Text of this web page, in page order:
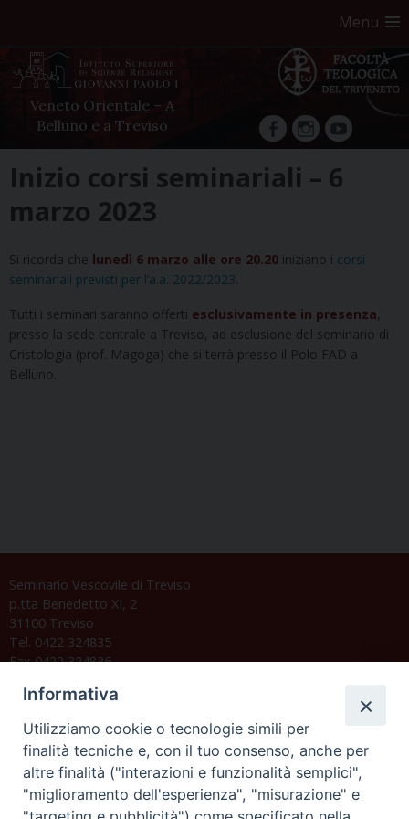
Menu
Veneto Orientale – A
Belluno e a Treviso
facebookInstagram
YouTube
content
Inizio corsi seminariali – 6
marzo 2023
Si ricorda che lunedì 6 marzo alle ore 20.20 iniziano i corsi
seminariali previsti per l’a.a. 2022/2023.
Tutti i seminari saranno offerti esclusivamente in presenza,
presso la sede centrale a Treviso, ad esclusione del seminario di
Cristologia (prof. Magoga) che si terrà presso il Polo FAD a
Belluno.
Seminario Vescovile di Treviso
p.tta Benedetto XI, 2
31100 Treviso
Tel. 0422 324835
Fax 0422 324836
C.F. 94004060268
Orario di segreteria
Informativa
Utilizziamo cookie o tecnologie simili per
finalità tecniche e, con il tuo consenso, anche per
altre finalità ("interazioni e funzionalità semplici",
"miglioramento dell'esperienza", "misurazione" e